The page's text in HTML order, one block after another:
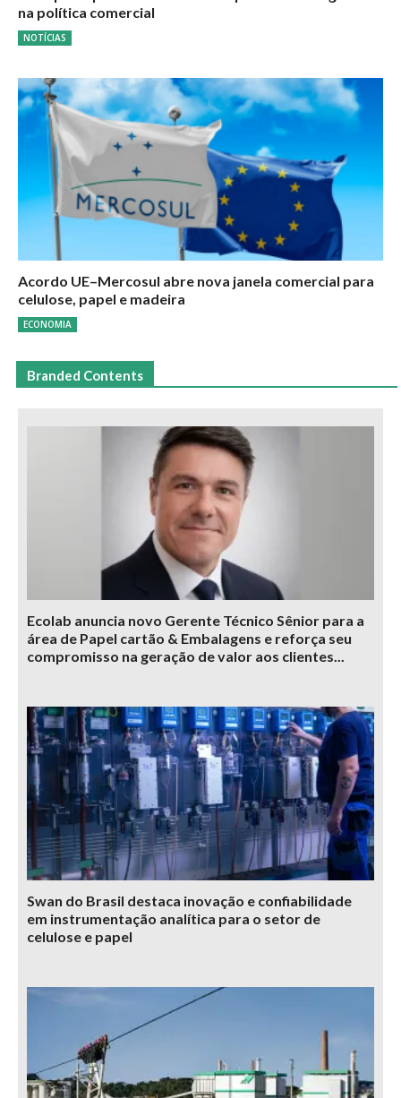
na política comercial
NOTÍCIAS
Acordo UE–Mercosul abre nova janela comercial para
celulose, papel e madeira
ECONOMIA
Branded Contents
Ecolab anuncia novo Gerente Técnico Sênior para a
área de Papel cartão & Embalagens e reforça seu
compromisso na geração de valor aos clientes...
Swan do Brasil destaca inovação e confiabilidade
em instrumentação analítica para o setor de
celulose e papel